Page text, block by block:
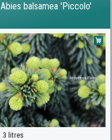
Abies balsamea 'Piccolo'
3 litres